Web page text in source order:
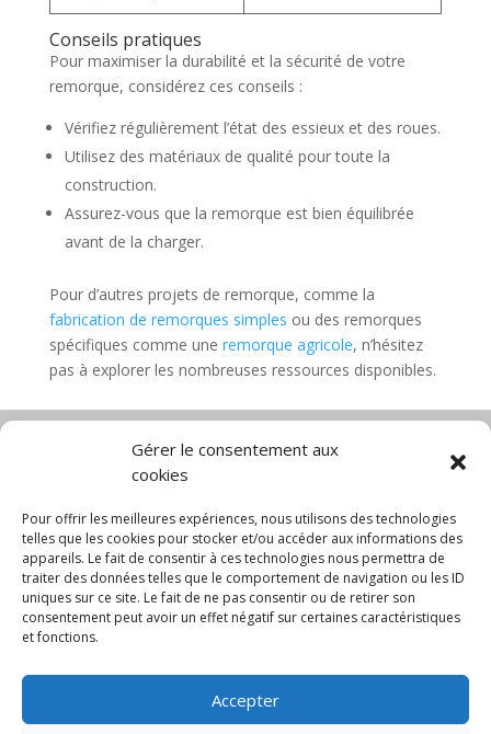
Gérer le consentement aux
cookies
Pour offrir les meilleures expériences, nous utilisons des technologies
telles que les cookies pour stocker et/ou accéder aux informations des
appareils. Le fait de consentir à ces technologies nous permettra de
traiter des données telles que le comportement de navigation ou les ID
uniques sur ce site. Le fait de ne pas consentir ou de retirer son
consentement peut avoir un effet négatif sur certaines caractéristiques
et fonctions.
Accepter
Conseils pratiques
Pour maximiser la durabilité et la sécurité de votre
remorque, considérez ces conseils :
Vérifiez régulièrement l’état des essieux et des roues.
Utilisez des matériaux de qualité pour toute la
construction.
Assurez-vous que la remorque est bien équilibrée
avant de la charger.
Pour d’autres projets de remorque, comme la
fabrication de remorques simples ou des remorques
spécifiques comme une remorque agricole, n’hésitez
pas à explorer les nombreuses ressources disponibles.
Diable électrique
Chariot manutention
CGV
Mentions légales
Politique de confidentialité et protection des
données
Paiement sécurisé
Gérer mes cookies
© 2025 MNG SORARE. Tous droits réservés. Prix
affichés en euros et hors TVA. Site dédié aux